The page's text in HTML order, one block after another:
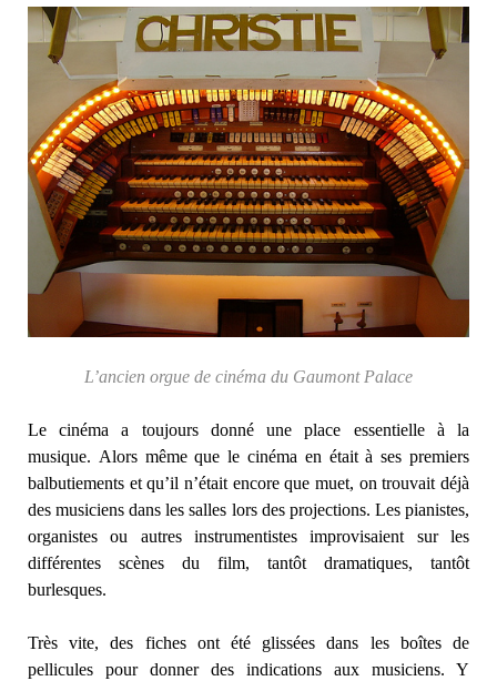
L’ancien orgue de cinéma du Gaumont Palace
Le cinéma a toujours donné une place essentielle à la
musique. Alors même que le cinéma en était à ses premiers
balbutiements et qu’il n’était encore que muet, on trouvait déjà
des musiciens dans les salles lors des projections. Les pianistes,
organistes ou autres instrumentistes improvisaient sur les
différentes scènes du film, tantôt dramatiques, tantôt
burlesques.
Très vite, des fiches ont été glissées dans les boîtes de
pellicules pour donner des indications aux musiciens. Y